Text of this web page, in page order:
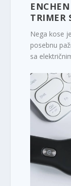
TRIMER
Nega kose
posebnu
sa